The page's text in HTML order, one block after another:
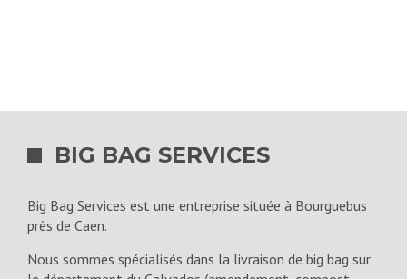
BIG BAG SERVICES
Big Bag Services est une entreprise située à Bourguebus
près de Caen.
Nous sommes spécialisés dans la livraison de big bag sur